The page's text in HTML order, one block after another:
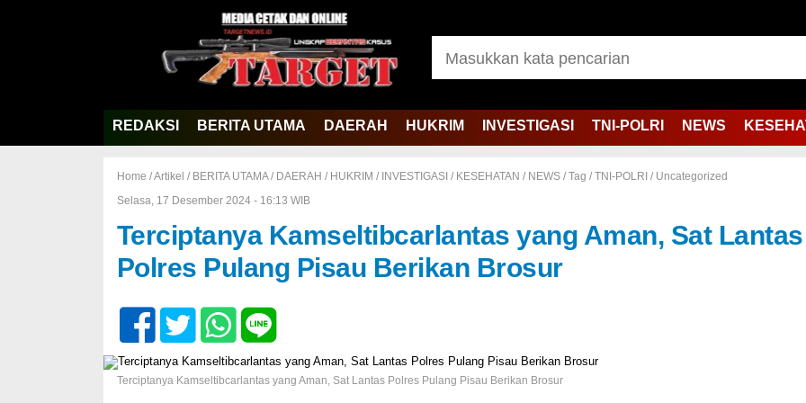
REDAKSI BERITA UTAMA DAERAH HUKRIM INVESTIGASI TNI-POLRI NEWS
Home /Artikel / BERITA UTAMA/ DAERAH / HUKRIM / INVESTIGASI / KESEHATAN / NEWS/ Tag / TNI-POLRI / Uncategorized
Selasa, 17 Desember 2024 - 16:13 WIB
Terciptanya Kamseltibcarlantas yang Aman, Sat Lantas
Polres Pulang Pisau Berikan Brosur
Terciptanya Kamseltibcarlantas yang Aman, Sat Lantas Polres Pulang Pisau Berikan Brosur